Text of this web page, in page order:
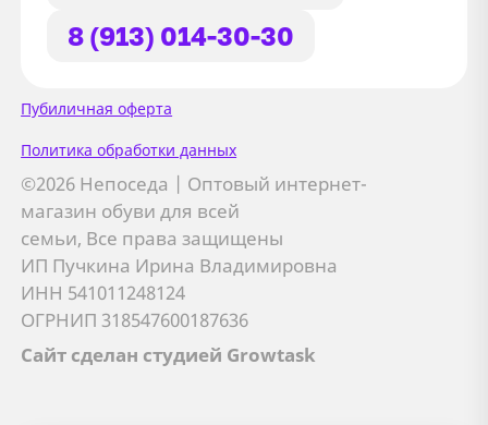
8 (913) 014-30-30
Пубиличная оферта
Политика обработки данных
©2026 Непоседа | Оптовый интернет-
магазин обуви для всей
семьи, Все права защищены
ИП Пучкина Ирина Владимировна
ИНН 541011248124
ОГРНИП 318547600187636
Сайт сделан студией Growtask
Сайт использует файлы Cookie
Мы используем файлы cookie и
сторонние сервисы (Yandex.Metrica и
AppMetrica) для анализа трафика,
персонализации контента и улучшения
сайта.
Подробнее см. вПолитике обработки персональных
данных
Принимаю